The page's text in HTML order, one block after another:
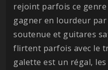
rejoint parfois ce
gagner en lourdeur par
soutenue et guitares
flirtent parfois avec le
galette est un régal,